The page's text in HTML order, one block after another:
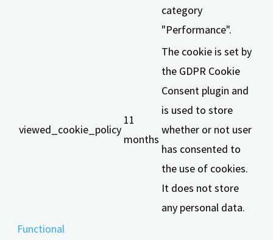
category
"Performance".
viewed_cookie_policy
11
months
The cookie is set by
the GDPR Cookie
Consent plugin and
is used to store
whether or not user
has consented to
the use of cookies.
It does not store
any personal data.
Functional